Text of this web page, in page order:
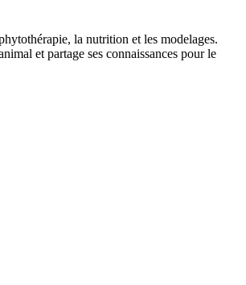
la nutrition et les modelages.
et partage ses connaissances pour le